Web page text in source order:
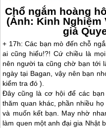
Chổ ngắm hoàng
(Ảnh: Kinh Nghiệm
giả
+ 17h: Các bạn mò đến chỗ
ai cũng hiểu!?! Cứ chiều là
nên người ta cũng chờ bạn tới
ngày tại Bagan, vậy nên bạn
kiểm tra đó ).
Đây cũng là cơ hội để các
thăm quan khác, phần nhiều
và muốn kết bạn. May nhờ
làm quen một anh đại gia Nhật